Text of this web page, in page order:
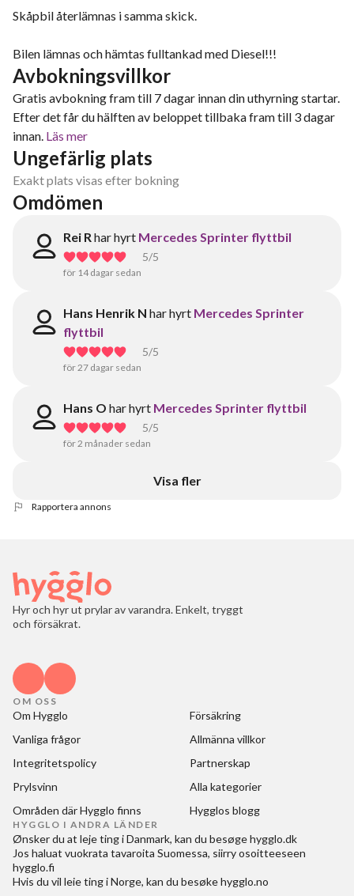
Skåpbil återlämnas i samma skick.
Bilen lämnas och hämtas fulltankad med Diesel!!!
Avbokningsvillkor
Gratis avbokning fram till 7 dagar innan din uthyrning startar.
Efter det får du hälften av beloppet tillbaka fram till 3 dagar
innan. Läs mer
Ungefärlig plats
Exakt plats visas efter bokning
Omdömen
Rei Rhar hyrt Mercedes Sprinter flyttbil
5/5
för 14 dagar sedan
Hans Henrik N har hyrt Mercedes Sprinter
flyttbil
5/5
för 27 dagar sedan
Hans O har hyrt Mercedes Sprinter flyttbil
5/5
för 2 månader sedan
Visa fler
Rapportera annons
Hyr och hyr ut prylar av varandra. Enkelt, tryggt
och försäkrat.
OM OSS
Om Hygglo
Försäkring
Vanliga frågor
Allmänna villkor
Integritetspolicy
Partnerskap
Prylsvinn
Alla kategorier
Områden där Hygglo finns
Hygglos blogg
HYGGLO I ANDRA LÄNDER
Ønsker du at leje ting i Danmark, kan du besøgehygglo.dk
Jos haluat vuokrata tavaroita Suomessa, siirry osoitteeseen
hygglo.fi
Hvis du vil leie ting i Norge, kan du besøkehygglo.no